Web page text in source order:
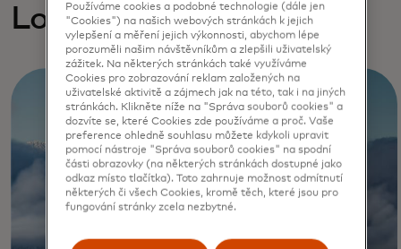
Loyalty exploratios
Používáme cookies a podobné technologie (dále jen
"Cookies") na našich webových stránkách k jejich
vylepšení a měření jejich výkonnosti, abychom lépe
porozuměli našim návštěvníkům a zlepšili uživatelský
zážitek. Na některých stránkách také využíváme
Cookies pro zobrazování reklam založených na
uživatelské aktivitě a zájmech jak na této, tak i na jiných
stránkách. Klikněte níže na "Správa souborů cookies" a
dozvíte se, které Cookies zde používáme a proč. Vaše
preference ohledně souhlasu můžete kdykoli upravit
pomocí nástroje "Správa souborů cookies" na spodní
části obrazovky (na některých stránkách dostupné jako
odkaz místo tlačítka). Toto zahrnuje možnost odmítnutí
některých či všech Cookies, kromě těch, které jsou pro
fungování stránky zcela nezbytné.